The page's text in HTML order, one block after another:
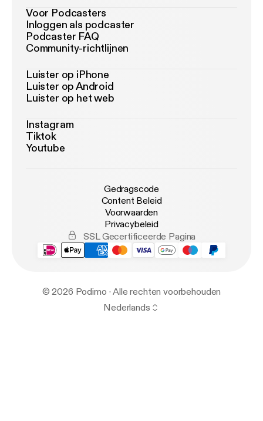
Voor Podcasters
Inloggen als podcaster
Podcaster FAQ
Community-richtlijnen
Luister op iPhone
Luister op Android
Luister op het web
Instagram
Tiktok
Youtube
Gedragscode
Content Beleid
Voorwaarden
Privacybeleid
SSL Gecertificeerde Pagina
© 2026 Podimo · Alle rechten voorbehouden
Nederlands